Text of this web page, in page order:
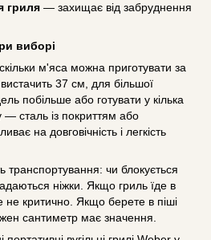
гриля — захищає від забруднення
виборі
м'яса можна приготувати за
37 см, для більшої
побільше або готувати у кілька
— сталь із покриттям або
на довговічність і легкість
транспортування: чи блокується
ніжки. Якщо гриль їде в
критично. Якщо берете в піші
сантиметр має значення.